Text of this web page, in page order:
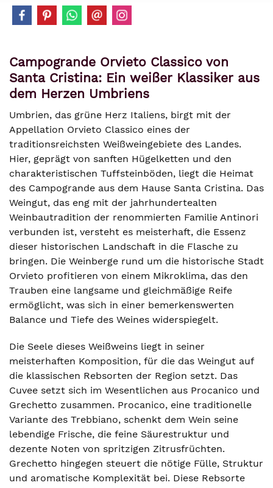
Campogrande Orvieto Classico von
Santa Cristina: Ein weißer Klassiker aus
dem Herzen Umbriens
Umbrien, das grüne Herz Italiens, birgt mit der
Appellation Orvieto Classico eines der
traditionsreichsten Weißweingebiete des Landes.
Hier, geprägt von sanften Hügelketten und den
charakteristischen Tuffsteinböden, liegt die Heimat
des Campogrande aus dem Hause Santa Cristina. Das
Weingut, das eng mit der jahrhundertealten
Weinbautradition der renommierten Familie Antinori
verbunden ist, versteht es meisterhaft, die Essenz
dieser historischen Landschaft in die Flasche zu
bringen. Die Weinberge rund um die historische Stadt
Orvieto profitieren von einem Mikroklima, das den
Trauben eine langsame und gleichmäßige Reife
ermöglicht, was sich in einer bemerkenswerten
Balance und Tiefe des Weines widerspiegelt.
Die Seele dieses Weißweins liegt in seiner
meisterhaften Komposition, für die das Weingut auf
die klassischen Rebsorten der Region setzt. Das
Cuvee setzt sich im Wesentlichen aus Procanico und
Grechetto zusammen. Procanico, eine traditionelle
Variante des Trebbiano, schenkt dem Wein seine
lebendige Frische, die feine Säurestruktur und
dezente Noten von spritzigen Zitrusfrüchten.
Grechetto hingegen steuert die nötige Fülle, Struktur
und aromatische Komplexität bei. Diese Rebsorte